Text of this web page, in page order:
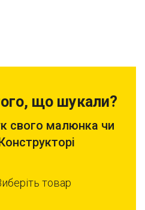
що шукали?
свого малюнка чи
товар